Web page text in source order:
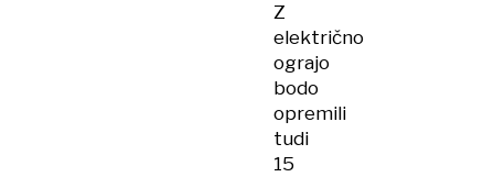
Z
električno
ograjo
bodo
opremili
tudi
15